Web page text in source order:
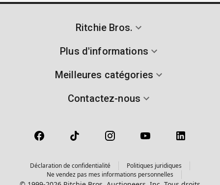
Ritchie Bros.
Plus d'informations
Meilleures catégories
Contactez-nous
Déclaration de confidentialité
Politiques juridiques
Ne vendez pas mes informations personnelles